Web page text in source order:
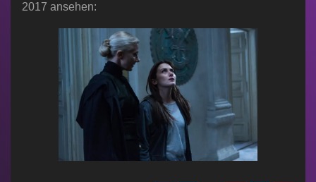
2017 ansehen: